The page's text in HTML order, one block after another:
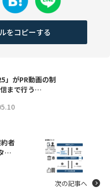
をコピーする
」がPR動画の制
まで行う…
者
…
次の記事へ